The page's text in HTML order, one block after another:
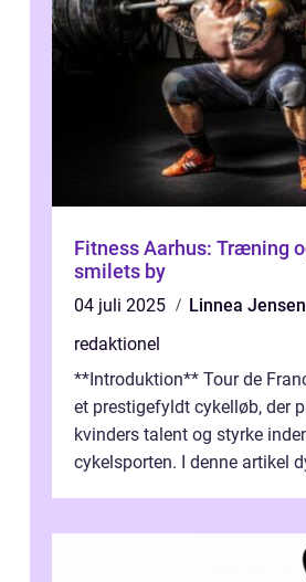
Fitness Aarhus: Træning
smilets by
04 juli 2025
Linnea Jensen
redaktionel
**Introduktion** Tour de
et prestigefyldt cykelløb, der
kvinders talent og styrke
cykelsporten. I denne artikel